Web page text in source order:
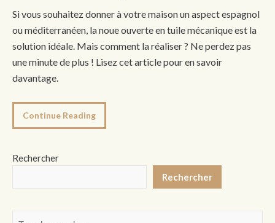
Si vous souhaitez donner à votre maison un aspect espagnol
ou méditerranéen, la noue ouverte en tuile mécanique est la
solution idéale. Mais comment la réaliser ? Ne perdez pas
une minute de plus ! Lisez cet article pour en savoir
davantage.
Continue Reading
Rechercher
Rechercher